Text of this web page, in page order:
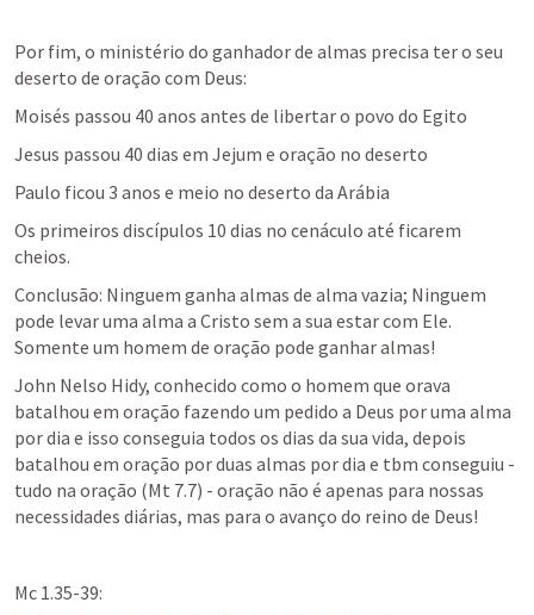
Por fim, o ministério do ganhador de almas precisa ter o seu
deserto de oração com Deus:
Moisés passou 40 anos antes de libertar o povo do Egito
Jesus passou 40 dias em Jejum e oração no deserto
Paulo ficou 3 anos e meio no deserto da Arábia
Os primeiros discípulos 10 dias no cenáculo até ficarem
cheios.
Conclusão: Ninguem ganha almas de alma vazia; Ninguem
pode levar uma alma a Cristo sem a sua estar com Ele.
Somente um homem de oração pode ganhar almas!
John Nelso Hidy, conhecido como o homem que orava
batalhou em oração fazendo um pedido a Deus por uma alma
por dia e isso conseguia todos os dias da sua vida, depois
batalhou em oração por duas almas por dia e tbm conseguiu -
tudo na oração (Mt 7.7) - oração não é apenas para nossas
necessidades diárias, mas para o avanço do reino de Deus!
Mc 1.35-39: